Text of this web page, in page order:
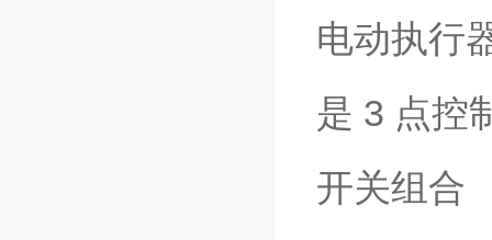
电动执行
是 3 点控
开关组合